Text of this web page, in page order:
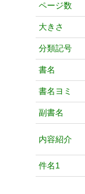
ページ数
大きさ
分類記号
書名
書名ヨミ
副書名
内容紹介
件名1